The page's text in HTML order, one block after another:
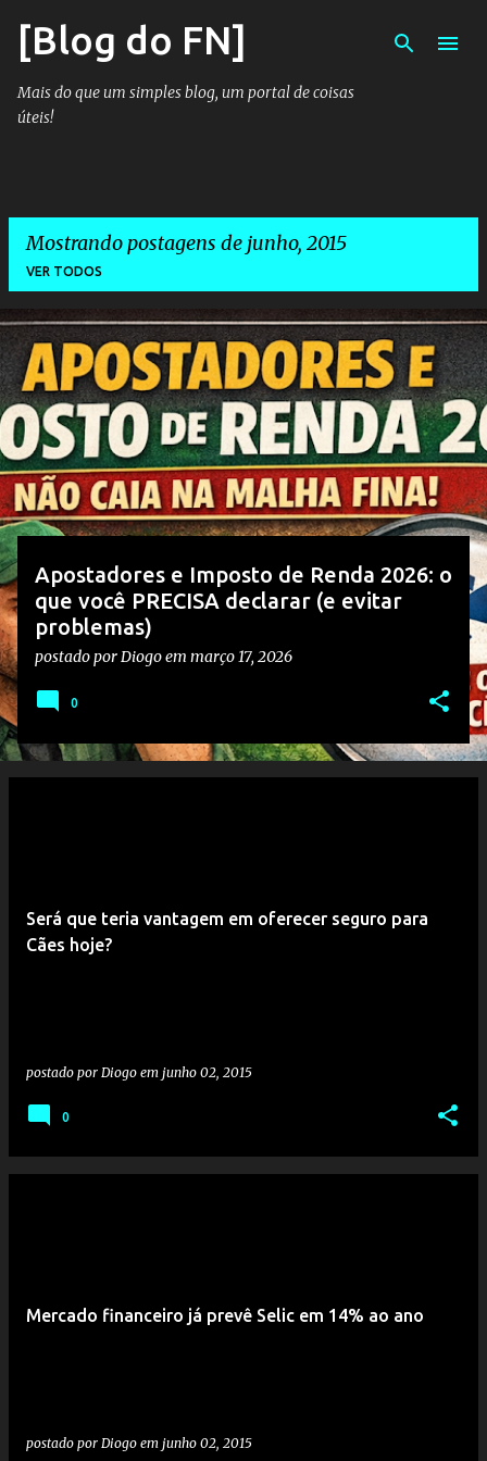
Pular para o conteúdo principal
[Blog do FN]
Mais do que um simples blog, um portal de coisas
úteis!
Mostrando postagens de junho, 2015
VER TODOS
P
o
s
a
g
e
n
s
Apostadores e Imposto de Renda 2026: o
que você PRECISA declarar (e evitar
problemas)
postado porDiogoem março 17, 2026
0
Será que teria vantagem em oferecer seguro para
Cães hoje?
postado por Diogo em junho 02, 2015
0
Mercado financeiro já prevê Selic em 14% ao ano
postado por Diogo em junho 02, 2015